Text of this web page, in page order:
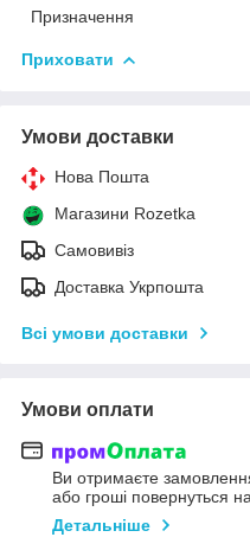
Призначення
Приховати
Умови доставки
Нова Пошта
Магазини Rozetka
Самовивіз
Доставка Укрпошта
Всі умови доставки
Умови оплати
Ви отримаєте
або гроші повернуться
Детальніше